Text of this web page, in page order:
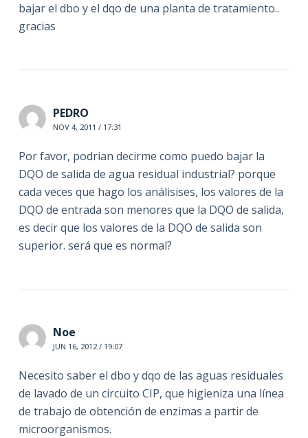
bajar el dbo y el dqo de una planta de tratamiento..
gracias
PEDRO
NOV 4, 2011 / 17:31
Por favor, podrian decirme como puedo bajar la
DQO de salida de agua residual industrial? porque
cada veces que hago los análisises, los valores de la
DQO de entrada son menores que la DQO de salida,
es decir que los valores de la DQO de salida son
superior. será que es normal?
Noe
JUN 16, 2012 / 19:07
Necesito saber el dbo y dqo de las aguas residuales
de lavado de un circuito CIP, que higieniza una línea
de trabajo de obtención de enzimas a partir de
microorganismos.